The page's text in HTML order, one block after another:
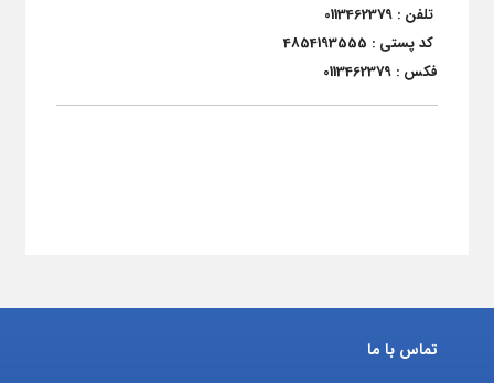
تلفن : 0113462379
کد پستی : 4854193555
فکس : 0113462379
تماس با ما